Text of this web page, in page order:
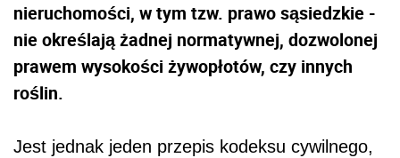
nieruchomości, w tym tzw. prawo sąsiedzkie -
nie określają żadnej normatywnej, dozwolonej
prawem wysokości żywopłotów, czy innych
roślin.
Jest jednak jeden przepis kodeksu cywilnego,